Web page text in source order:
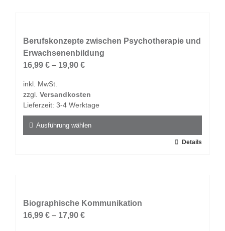
auf.
Die
Optionen
auf
der
gewählt
werden
Berufskonzepte zwischen Psychotherapie und
Erwachsenenbildung
16,99 € – 19,90 €
inkl. MwSt.
zzgl. Versandkosten
Lieferzeit: 3-4 Werktage
Ausführung wählen
auf.
Die
Details
Biographische Kommunikation
16,99 € – 17,90 €